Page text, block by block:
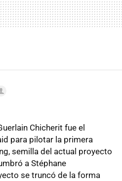
Chicherit fue el
para pilotar la primera
semilla del actual proyecto
a Stéphane
se truncó de la forma